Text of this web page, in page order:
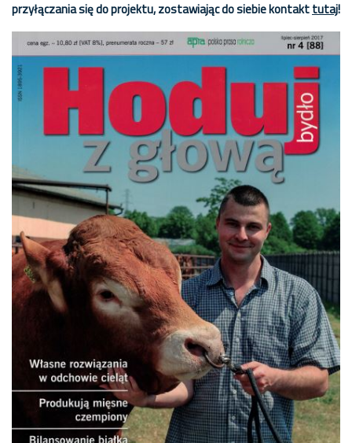
przyłączania się do projektu, zostawiając do siebie kontakttutaj!